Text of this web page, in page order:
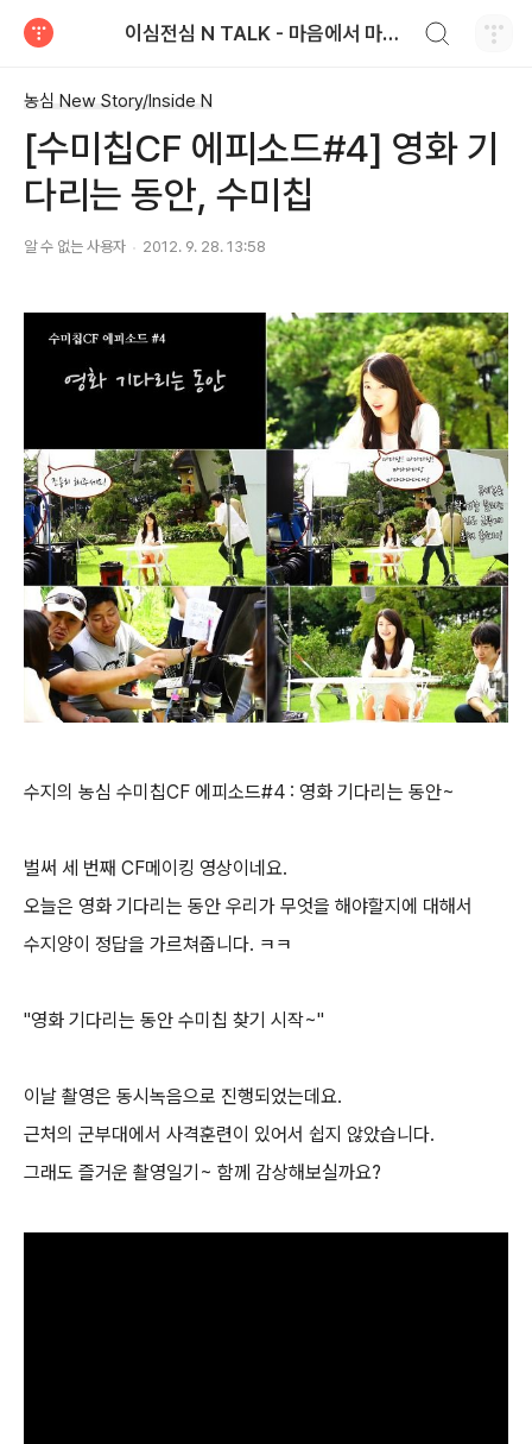
이심전심 N TALK - 마음에서 마음으로 전하는 농심 블로그
농심 New Story/Inside N
[수미칩CF 에피소드#4] 영화 기
다리는 동안, 수미칩
알 수 없는 사용자 2012. 9. 28. 13:58
수지의 농심 수미칩CF 에피소드#4 : 영화 기다리는 동안~
벌써 세 번째 CF메이킹 영상이네요.
오늘은 영화 기다리는 동안 우리가 무엇을 해야할지에 대해서
수지양이 정답을 가르쳐줍니다. ㅋㅋ
"영화 기다리는 동안 수미칩 찾기 시작~"
이날 촬영은 동시녹음으로 진행되었는데요.
근처의 군부대에서 사격훈련이 있어서 쉽지 않았습니다.
그래도 즐거운 촬영일기~ 함께 감상해보실까요?